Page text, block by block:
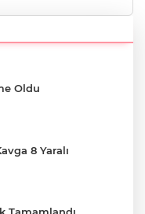
Oldu
8 Yaralı